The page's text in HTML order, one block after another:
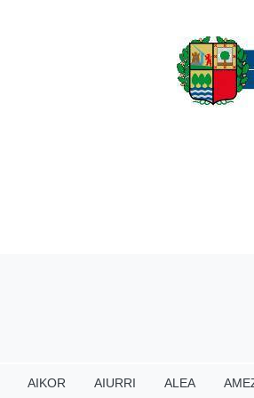
AIKOR AIURRI ALEA